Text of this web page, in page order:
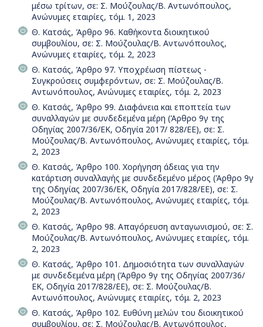
μέσω τρίτων, σε: Σ. Μούζουλας/Β. Αντωνόπουλος,
Ανώνυμες εταιρίες, τόμ. 1, 2023
Θ. Κατσάς, Άρθρο 96. Καθήκοντα διοικητικού
συμβουλίου, σε: Σ. Μούζουλας/Β. Αντωνόπουλος,
Ανώνυμες εταιρίες, τόμ. 2, 2023
Θ. Κατσάς, Άρθρο 97. Υποχρέωση πίστεως -
Συγκρούσεις συμφερόντων, σε: Σ. Μούζουλας/Β.
Αντωνόπουλος, Ανώνυμες εταιρίες, τόμ. 2, 2023
Θ. Κατσάς, Άρθρο 99. Διαφάνεια και εποπτεία των
συναλλαγών με συνδεδεμένα μέρη (Άρθρο 9γ της
Οδηγίας 2007/36/ΕΚ, Οδηγία 2017/ 828/ΕΕ), σε: Σ.
Μούζουλας/Β. Αντωνόπουλος, Ανώνυμες εταιρίες, τόμ.
2, 2023
Θ. Κατσάς, Άρθρο 100. Χορήγηση άδειας για την
κατάρτιση συναλλαγής με συνδεδεμένο μέρος (Άρθρο 9γ
της Οδηγίας 2007/36/ΕΚ, Οδηγία 2017/828/ΕΕ), σε: Σ.
Μούζουλας/Β. Αντωνόπουλος, Ανώνυμες εταιρίες, τόμ.
2, 2023
Θ. Κατσάς, Άρθρο 98. Απαγόρευση ανταγωνισμού, σε: Σ.
Μούζουλας/Β. Αντωνόπουλος, Ανώνυμες εταιρίες, τόμ.
2, 2023
Θ. Κατσάς, Άρθρο 101. Δημοσιότητα των συναλλαγών
με συνδεδεμένα μέρη (Άρθρο 9γ της Οδηγίας 2007/36/
ΕΚ, Οδηγία 2017/828/ΕΕ), σε: Σ. Μούζουλας/Β.
Αντωνόπουλος, Ανώνυμες εταιρίες, τόμ. 2, 2023
Θ. Κατσάς, Άρθρο 102. Ευθύνη μελών του διοικητικού
συμβουλίου, σε: Σ. Μούζουλας/Β. Αντωνόπουλος,